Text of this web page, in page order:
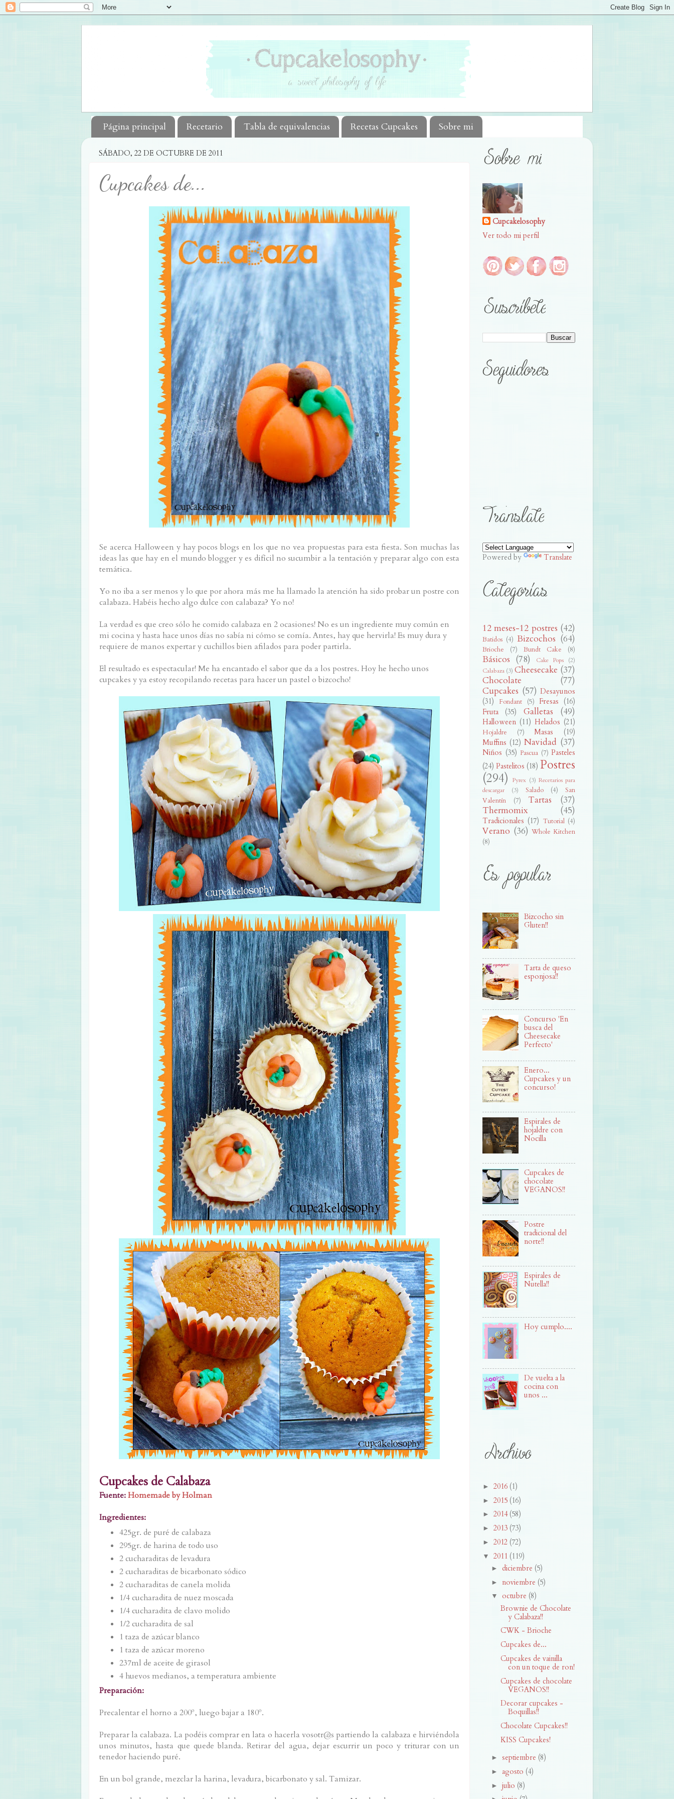
Página principal Recetario Tabla de equivalencias Recetas Cupcakes Sobre mi
SÁBADO, 22 DE OCTUBRE DE 2011
Cupcakes de...
Se acerca Halloween y hay pocos blogs en los que no vea propuestas para esta fiesta. Son muchas las
ideas las que hay en el mundo blogger y es difícil no sucumbir a la tentación y preparar algo con esta
temática.
Yo no iba a ser menos y lo que por ahora más me ha llamado la atención ha sido probar un postre con
calabaza. Habéis hecho algo dulce con calabaza? Yo no!
La verdad es que creo sólo he comido calabaza en 2 ocasiones! No es un ingrediente muy común en
mi cocina y hasta hace unos días no sabía ni cómo se comía. Antes, hay que hervirla! Es muy dura y
requiere de manos expertar y cuchillos bien afilados para poder partirla.
El resultado es espectacular! Me ha encantado el sabor que da a los postres. Hoy he hecho unos
cupcakes y ya estoy recopilando recetas para hacer un pastel o bizcocho!
Cupcakes de Calabaza
Fuente:Homemade by Holman
Ingredientes:
425gr. de puré de calabaza
295gr. de harina de todo uso
2 cucharaditas de levadura
2 cucharaditas de bicarbonato sódico
2 cucharaditas de canela molida
1/4 cucharadita de nuez moscada
1/4 cucharadita de clavo molido
1/2 cucharadita de sal
1 taza de azúcar blanco
1 taza de azúcar moreno
237ml de aceite de girasol
4 huevos medianos, a temperatura ambiente
Preparación:
Precalentar el horno a 200º, luego bajar a 180º.
Preparar la calabaza. La podéis comprar en lata o hacerla vosotr@s partiendo la calabaza e hirviéndola
unos minutos, hasta que quede blanda. Retirar del agua, dejar escurrir un poco y triturar con un
tenedor haciendo puré.
En un bol grande, mezclar la harina, levadura, bicarbonato y sal. Tamizar.
Cupcakelosophy
Ver todo mi perfil
Powered by Translate
12 meses-12 postres (42)
Batidos (4) Bizcochos (64)
Brioche (7) Bundt Cake (8)
Básicos (78) Cake Pops
(2)
Calabaza (3) Cheesecake (37)
Chocolate
(77)
Cupcakes (57) Desayunos
(31)
Fondant (5) Fresas
(16)
Fruta
(35) Galletas (49)
Halloween (11) Helados (21)
Hojaldre (7) Masas
(19)
Muffins (12) Navidad (37)
Niños (35) Pascua (7) Pasteles
(24) Pastelitos (18) Postres
(294)
Pyrex (3) Recetarios para
descargar
(3) Salado (4)
San
Valentín
(7) Tartas
(37)
Thermomix
(45)
Tradicionales (17) Tutorial (4)
Verano (36) Whole Kitchen
(8)
Bizcocho sin
Gluten!!
Tarta de queso
esponjosa!!
Concurso 'En
busca del
Cheesecake
Perfecto'
Enero...
Cupcakes y un
concurso!
Espirales de
hojaldre con
Nocilla
Cupcakes de
chocolate
VEGANOS!!
Postre
tradicional del
norte!!
Espirales de
Nutella!!
Hoy cumplo....
De vuelta a la
cocina con
unos ...
► 2016 (1)
► 2015 (16)
► 2014 (58)
► 2013 (73)
► 2012 (72)
▼ 2011 (119)
►diciembre (5)
► noviembre (5)
▼octubre (8)
Brownie de Chocolate
y Calabaza!!
CWK - Brioche
Cupcakes de...
Cupcakes de vainilla
con un toque de ron!
Cupcakes de chocolate
VEGANOS!!
Decorar cupcakes -
Boquillas!!
Chocolate Cupcakes!!
KISS Cupcakes!
►septiembre (8)
►agosto (4)
►julio (8)